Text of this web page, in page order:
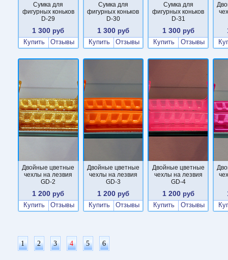
Сумка для
фигурных коньков
D-29
1 300 руб
Купить
Отзывы
Сумка для
фигурных коньков
D-30
1 300 руб
Купить
Отзывы
Сумка для
фигурных коньков
D-31
1 300руб
Купить
Отзывы
Двойные цветные
чехлы на лезвия
GD-2
1 200 руб
Купить
Отзывы
Двойные цветные
чехлы на лезвия
GD-3
1 200 руб
Купить
Отзывы
Двойные цветные
чехлы на лезвия
GD-4
1 200руб
Купить
Отзывы
1 2 3 4 5 6